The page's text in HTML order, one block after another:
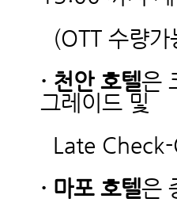
(OTT 수량
· 천안 호텔은
그레이드 및
Late
· 마포 호텔은